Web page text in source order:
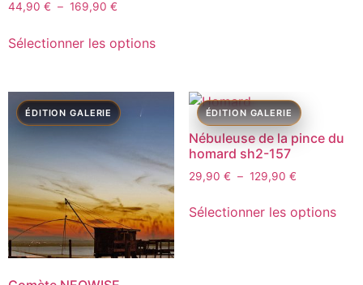
44,90 € – 169,90 €
Sélectionner les options
Nébuleuse de la pince du
homard sh2-157
29,90 € – 129,90 €
Sélectionner les options